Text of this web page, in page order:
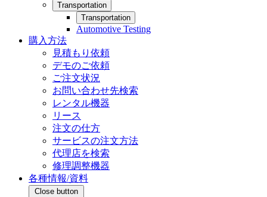
Transportation
Transportation
Automotive Testing
購入方法
見積もり依頼
デモのご依頼
ご注文状況
お問い合わせ先検索
レンタル機器
リース
注文の仕方
サービスの注文方法
代理店を検索
修理調整機器
各種情報/資料
Close button